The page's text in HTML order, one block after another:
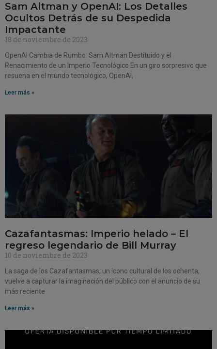
Sam Altman y OpenAI: Los Detalles
Ocultos Detrás de su Despedida
Impactante
18 de noviembre de 2023
OpenAI Cambia de Rumbo: Sam Altman Destituido y el
Renacimiento de un Imperio Tecnológico En un giro sorpresivo que
resuena en el mundo tecnológico, OpenAI,
Leer más »
Cazafantasmas: Imperio helado – El
regreso legendario de Bill Murray
10 de noviembre de 2023
La saga de los Cazafantasmas, un ícono cultural de los ochenta,
vuelve a capturar la imaginación del público con el anuncio de su
más reciente
Leer más »